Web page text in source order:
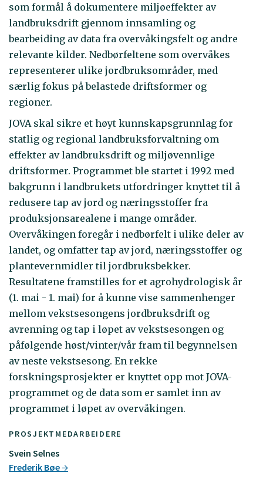
PROSJEKTMEDARBEIDERE
Svein Selnes
Frederik Bøe
som formål å dokumentere miljøeffekter av
landbruksdrift gjennom innsamling og
bearbeiding av data fra overvåkingsfelt og andre
relevante kilder. Nedbørfeltene som overvåkes
representerer ulike jordbruksområder, med
særlig fokus på belastede driftsformer og
regioner.
JOVA skal sikre et høyt kunnskapsgrunnlag for
statlig og regional landbruksforvaltning om
effekter av landbruksdrift og miljøvennlige
driftsformer. Programmet ble startet i 1992 med
bakgrunn i landbrukets utfordringer knyttet til å
redusere tap av jord og næringsstoffer fra
produksjonsarealene i mange områder.
Overvåkingen foregår i nedbørfelt i ulike deler av
landet, og omfatter tap av jord, næringsstoffer og
plantevernmidler til jordbruksbekker.
Resultatene framstilles for et agrohydrologisk år
(1. mai - 1. mai) for å kunne vise sammenhenger
mellom vekstsesongens jordbruksdrift og
avrenning og tap i løpet av vekstsesongen og
påfølgende høst/vinter/vår fram til begynnelsen
av neste vekstsesong. En rekke
forskningsprosjekter er knyttet opp mot JOVA-
programmet og de data som er samlet inn av
programmet i løpet av overvåkingen.